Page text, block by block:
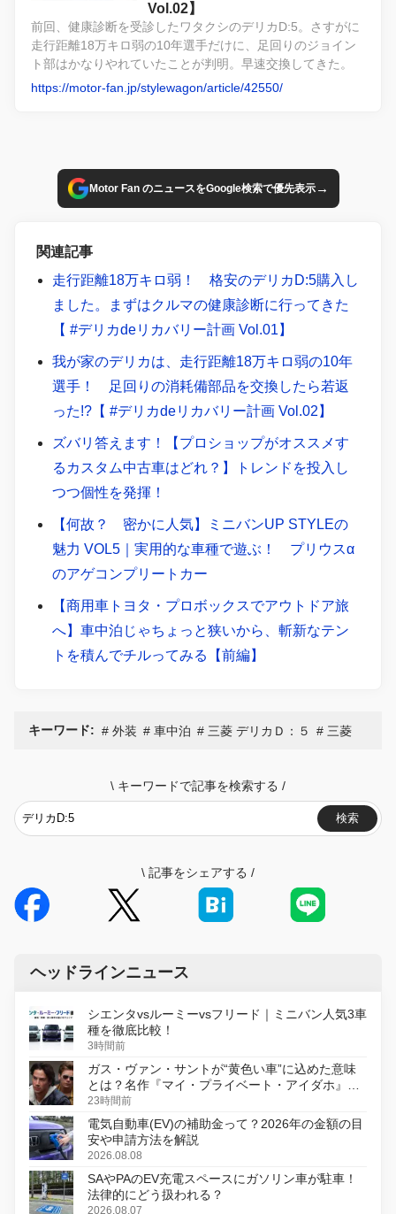
Vol.02】
前回、健康診断を受診したワタクシのデリカD:5。さすがに
走行距離18万キロ弱の10年選手だけに、足回りのジョイン
ト部はかなりやれていたことが判明。早速交換してきた。
https://motor-fan.jp/stylewagon/article/42550/
Motor Fan のニュースをGoogle検索で優先表示→
関連記事
走行距離18万キロ弱！ 格安のデリカD:5購入し
ました。まずはクルマの健康診断に行ってきた
【 #デリカdeリカバリー計画 Vol.01】
我が家のデリカは、走行距離18万キロ弱の10年
選手！ 足回りの消耗備部品を交換したら若返
った!?【 #デリカdeリカバリー計画 Vol.02】
ズバリ答えます！【プロショップがオススメす
るカスタム中古車はどれ？】トレンドを投入し
つつ個性を発揮！
【何故？ 密かに人気】ミニバンUP STYLEの
魅力 VOL5｜実用的な車種で遊ぶ！ プリウスα
のアゲコンプリートカー
【商用車トヨタ・プロボックスでアウトドア旅
へ】車中泊じゃちょっと狭いから、斬新なテン
トを積んでチルってみる【前編】
キーワード: 外装 車中泊 三菱 デリカＤ：５ 三菱
\ キーワードで記事を検索する /
検索
\ 記事をシェアする /
ヘッドラインニュース
シエンタvsルーミーvsフリード｜ミニバン人気3車
種を徹底比較！
3時間前
ガス・ヴァン・サントが“黄色い車”に込めた意味
とは？名作『マイ・プライベート・アイダホ』が
初のデジタルリマスター版で復活
23時間前
電気自動車(EV)の補助金って？2026年の金額の目
安や申請方法を解説
2026.08.08
SAやPAのEV充電スペースにガソリン車が駐車！
法律的にどう扱われる？
2026.08.07